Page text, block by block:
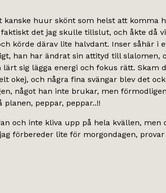
kanske huur skönt som helst att
det jag skulle tillslut, och åkte då
körde därav lite halvdant. Inser såhär
han har ändrat sin attityd till
sig lägga energi och fokus rätt. Skam
okej, och några fina svängar blev det
något han inte brukar, men
peppar, peppar..!!
och inte kliva upp på hela kvällen,
förbereder lite för morgondagen,